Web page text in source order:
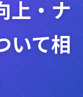
上・ナ
いて相